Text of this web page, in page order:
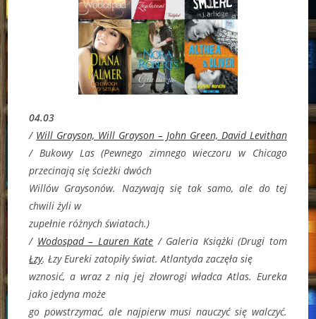
04.03
/ Will Grayson, Will Grayson – John Green, David Levithan
/ Bukowy Las (Pewnego zimnego wieczoru w Chicago
przecinają się ścieżki dwóch
Willów Graysonów. Nazywają się tak samo, ale do tej
chwili żyli w
zupełnie różnych światach.)
/ Wodospad – Lauren Kate / Galeria Książki (Drugi tom
Łzy.Łzy Eureki zatopiły świat. Atlantyda zaczęła się
wznosić, a wraz z nią jej złowrogi władca Atlas. Eureka
jako jedyna może
go powstrzymać, ale najpierw musi nauczyć się walczyć.